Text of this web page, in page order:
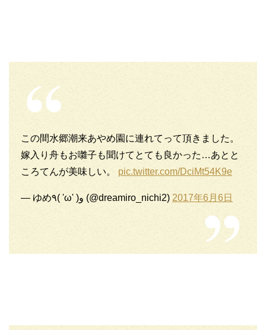
この間水郷潮来あやめ園に連れてって頂きました。
嫁入り舟もお囃子も聞けてとても良かった…あとと
ころてんが美味しい。 pic.twitter.com/DciMt54K9e
— ゆめ٩( 'ω' )و (@dreamiro_nichi2) 2017年6月6日